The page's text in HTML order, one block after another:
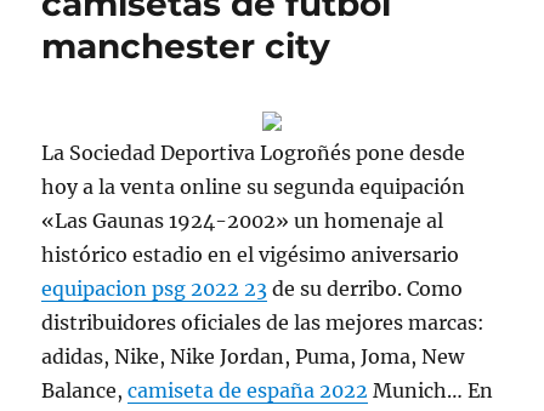
manchester city
La Sociedad Deportiva Logroñés pone desde
hoy a la venta online su segunda equipación
«Las Gaunas 1924-2002» un homenaje al
histórico estadio en el vigésimo aniversario
equipacion psg 2022 23 de su derribo. Como
distribuidores oficiales de las mejores marcas:
adidas, Nike, Nike Jordan, Puma, Joma, New
Balance,camiseta de españa 2022 Munich… En